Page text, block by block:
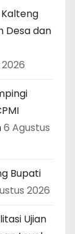
Desa dan
6 Agustus
Bupati
2026
Ujian